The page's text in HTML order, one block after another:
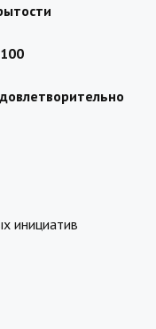
инициатив